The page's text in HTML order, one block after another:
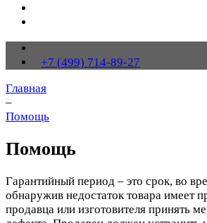
+7 (499) 714-89-27
Главная
–
Помощь
Помощь
Гарантийный период – это срок, во
обнаружив недостаток товара имеет
продавца или изготовителя принять